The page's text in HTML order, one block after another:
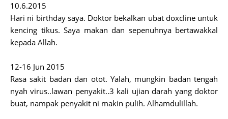
10.6.2015
Hari ni birthday saya. Doktor bekalkan ubat doxcline untuk
kencing tikus. Saya makan dan sepenuhnya bertawakkal
kepada Allah.
12-16 Jun 2015
Rasa sakit badan dan otot. Yalah, mungkin badan tengah
nyah virus..lawan penyakit..3 kali ujian darah yang doktor
buat, nampak penyakit ni makin pulih. Alhamdulillah.